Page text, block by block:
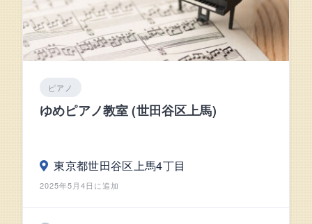
ピアノ
ゆめピアノ教室 (世田谷区上馬)
東京都世田谷区上馬4丁目
2025年5月4日に追加